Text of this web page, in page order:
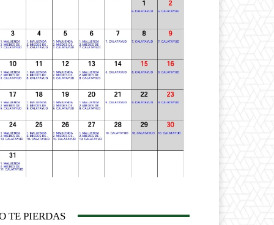
TE PIERDAS